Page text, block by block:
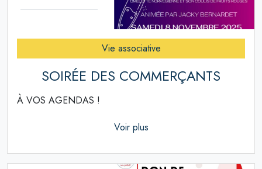
Vie associative
SOIRÉE DES COMMERÇANTS
À VOS AGENDAS !
Voir plus